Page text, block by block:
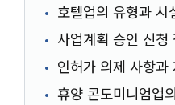
호텔업의 유형과 시
사업계획 승인 신청
인허가 의제 사항과
휴양 콘도미니엄업